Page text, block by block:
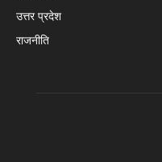
उत्तर प्रदेश
राजनीति